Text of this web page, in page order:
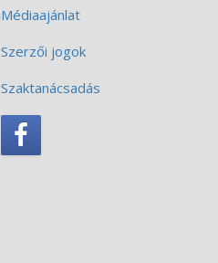
Médiaajánlat
Szerzői jogok
Szaktanácsadás